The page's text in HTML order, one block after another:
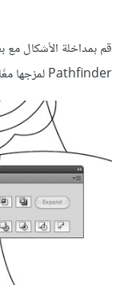
Pathfinder لمزجها معًا. حرّك شكل المنقار إلى الرأس بين العينين.